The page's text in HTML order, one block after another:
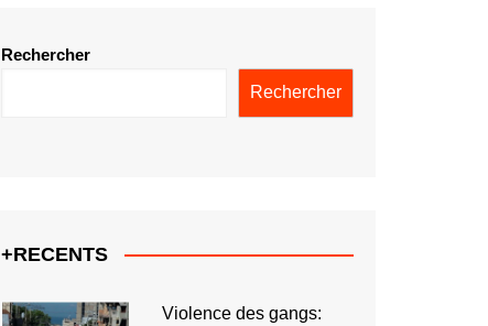
Rechercher
Rechercher
+RECENTS
Violence des gangs: